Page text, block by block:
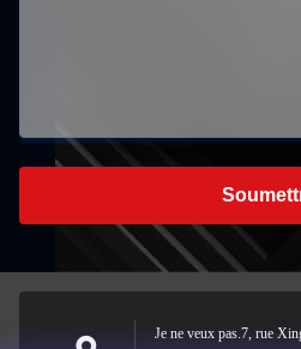
Je ne veux pas.7, rue